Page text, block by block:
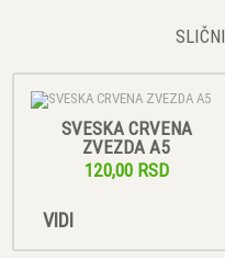
SVESKA CRVENA
ZVEZDA A5
120,00 RSD
VIDI